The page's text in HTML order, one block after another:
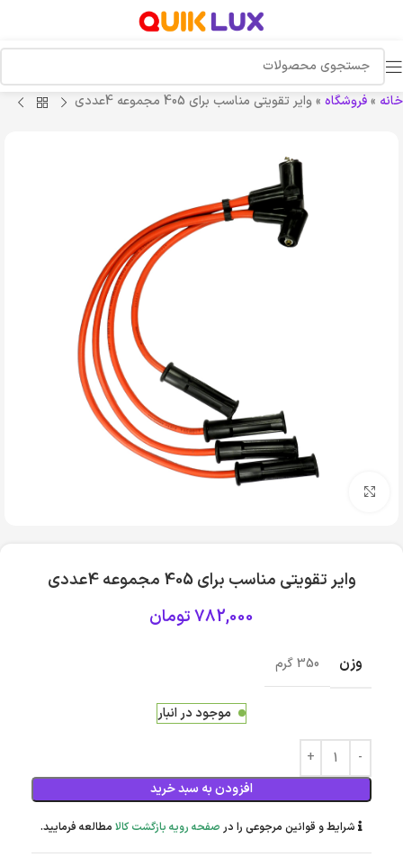
خانه »فروشگاه »وایر تقویتی مناسب برای 405 مجموعه 4عددی
وایر تقویتی مناسب برای 405 مجموعه 4عددی
782,000تومان
وزن 350 گرم
موجود در انبار
افزودن به سبد خرید
شرایط و قوانین مرجوعی را در صفحه رویه بازگشت کالا مطالعه فرمایید.